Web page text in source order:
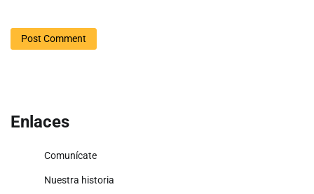
Enlaces
Comunícate
Nuestra historia